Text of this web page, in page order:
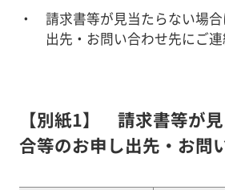
請求書等が見当たらない場
出先・お問い合わせ先にご連
【別紙1】 請求書等が
合等のお申し出先・お問